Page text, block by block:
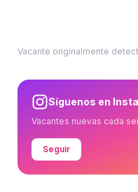
Vacante originalmente
Síguenos en
Vacantes nuevas cada
Seguir